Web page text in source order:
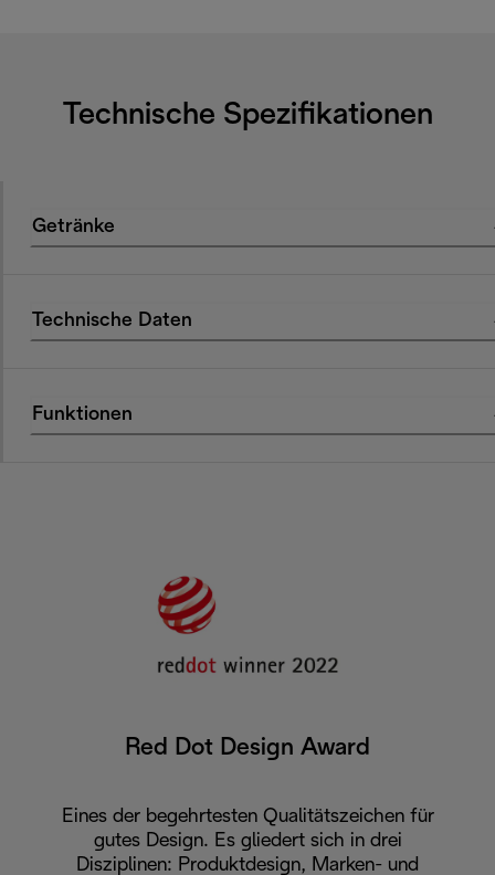
Technische Spezifikationen
Getränke
Technische Daten
Funktionen
Red Dot Design Award
Eines der begehrtesten Qualitätszeichen für
gutes Design. Es gliedert sich in drei
Disziplinen: Produktdesign, Marken- und